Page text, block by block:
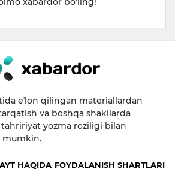
eʼlon qilingan materiallardan
va boshqa shakllarda
yozma roziligi bilan
mumkin.
HAQIDA FOYDALANISH SHARTLARI